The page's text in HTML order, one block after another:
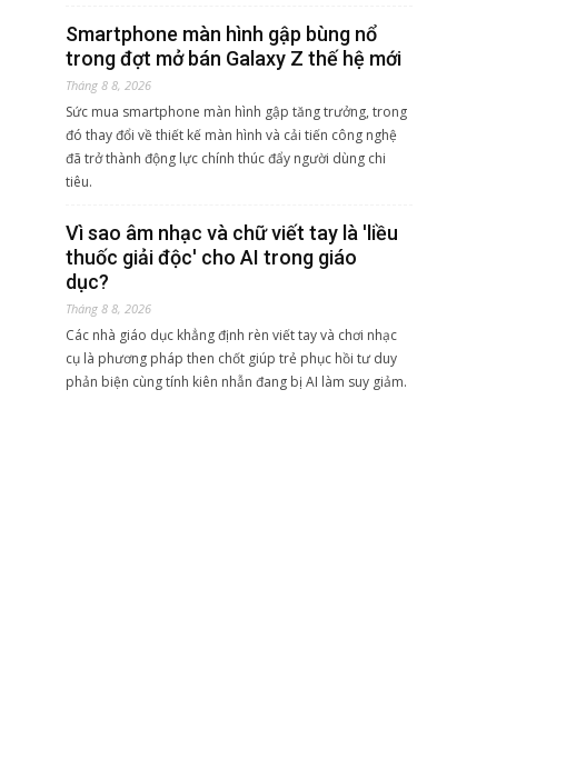
Smartphone màn hình gập bùng nổ
trong đợt mở bán Galaxy Z thế hệ mới
Tháng 8 8, 2026
Sức mua smartphone màn hình gập tăng trưởng, trong
đó thay đổi về thiết kế màn hình và cải tiến công nghệ
đã trở thành động lực chính thúc đẩy người dùng chi
tiêu.
Vì sao âm nhạc và chữ viết tay là 'liều
thuốc giải độc' cho AI trong giáo
dục?
Tháng 8 8, 2026
Các nhà giáo dục khẳng định rèn viết tay và chơi nhạc
cụ là phương pháp then chốt giúp trẻ phục hồi tư duy
phản biện cùng tính kiên nhẫn đang bị AI làm suy giảm.